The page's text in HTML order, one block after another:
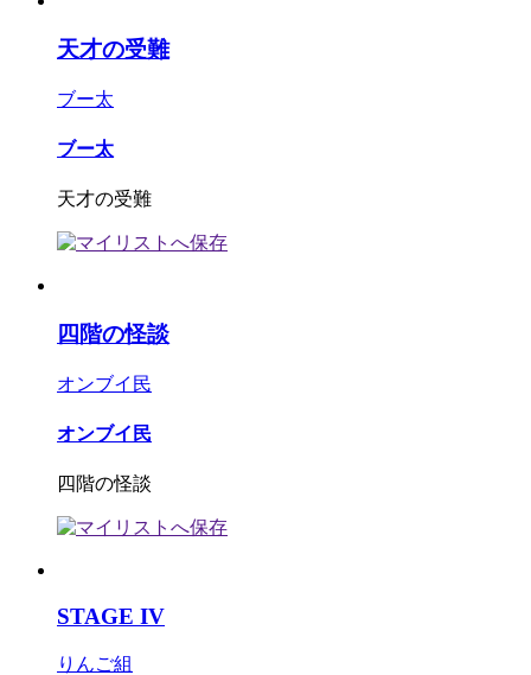
天才の受難
ブー太
ブー太
天才の受難
四階の怪談
オンブイ民
オンブイ民
四階の怪談
STAGE IV
りんご組